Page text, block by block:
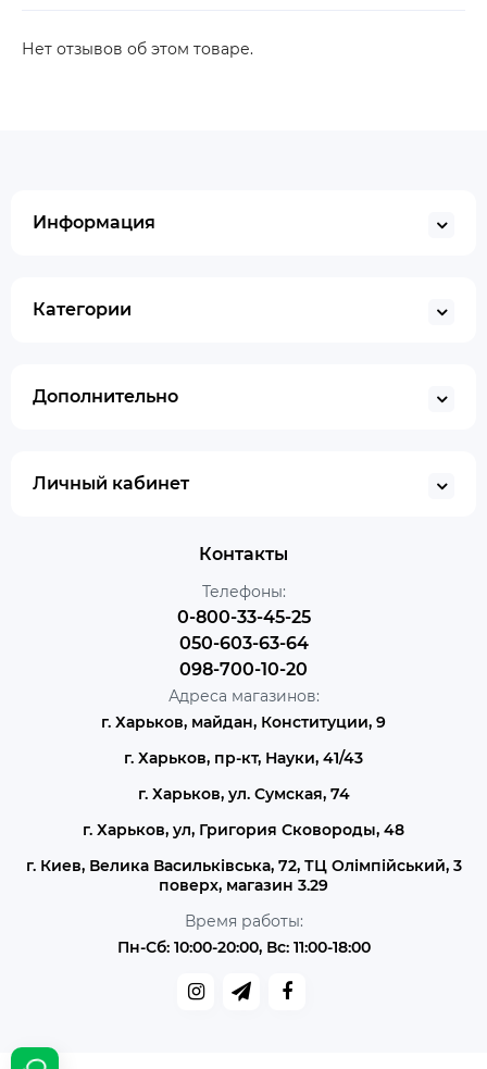
Нет отзывов об этом товаре.
Информация
Категории
Дополнительно
Личный кабинет
Контакты
Телефоны:
0-800-33-45-25
050-603-63-64
098-700-10-20
Адреса магазинов:
г. Харьков, майдан, Конституции, 9
г. Харьков, пр-кт, Науки, 41/43
г. Харьков, ул. Сумская, 74
г. Харьков, ул, Григория Сковороды, 48
г. Киев, Велика Васильківська, 72, ТЦ Олімпійський, 3
поверх, магазин 3.29
Время работы:
Пн-Сб: 10:00-20:00, Вс: 11:00-18:00